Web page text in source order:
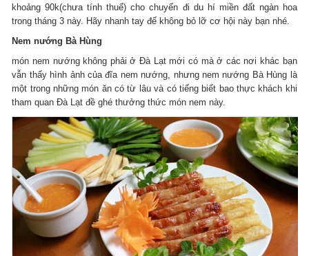
khoảng 90k(chưa tính thuế) cho chuyến đi du hí miền đất ngàn hoa
trong tháng 3 này. Hãy nhanh tay để không bỏ lỡ cơ hội này bạn nhé.
Nem nướng Bà Hùng
món nem nướng không phải ở Đà Lạt mới có mà ở các nơi khác bạn
vẫn thấy hình ảnh của đĩa nem nướng, nhưng nem nướng Bà Hùng là
một trong những món ăn có từ lâu và có tiếng biết bao thực khách khi
tham quan Đà Lạt đề ghé thưởng thức món nem này.